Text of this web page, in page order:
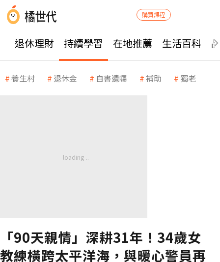
購買課程
退休理財 持續學習 在地推薦 生活百科
養生村 退休金 自書遺囑 補助 獨老
「90天親情」深耕31年！34歲女
教練橫跨太平洋海，與暖心警員再